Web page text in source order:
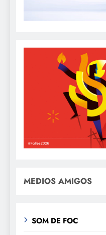
MEDIOS AMIGOS
SOM DE FOC